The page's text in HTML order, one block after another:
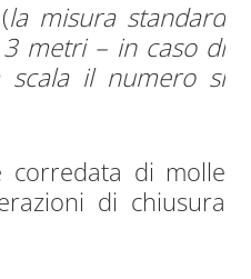
la misura standard
3 metri – in caso di
scala il numero si
corredata di molle
di chiusura